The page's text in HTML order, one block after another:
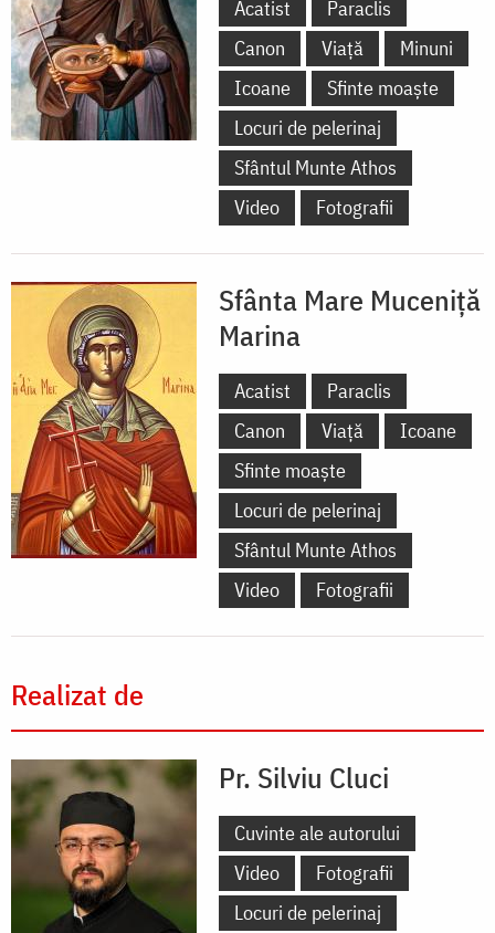
Acatist
Paraclis
Canon
Viață
Minuni
Icoane
Sfinte moaște
Locuri de pelerinaj
Sfântul Munte Athos
Video
Fotografii
Sfânta Mare Muceniță
Marina
Acatist
Paraclis
Canon
Viață
Icoane
Sfinte moaște
Locuri de pelerinaj
Sfântul Munte Athos
Video
Fotografii
Realizat de
Pr. Silviu Cluci
Cuvinte ale autorului
Video
Fotografii
Locuri de pelerinaj